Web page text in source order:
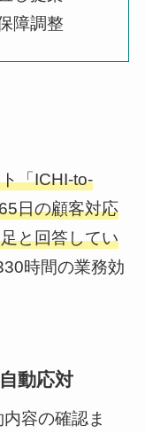
障調整
「ICHI-to-
日の顧客対応
と回答してい
時間の業務効
動応対
容の確認ま